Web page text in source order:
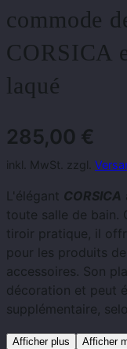
commode
CORSICA
laqué
285,00 €
inkl. MwSt. zzgl.
L'élégant CORSICA
toute salle de bain.
tiroir pratique, il
pour les produits
accessoires. Son
décoration et peut
supplémentaire,
Afficher plus Afficher